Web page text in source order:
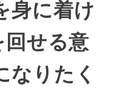
身に着け
回せる意
なりたく